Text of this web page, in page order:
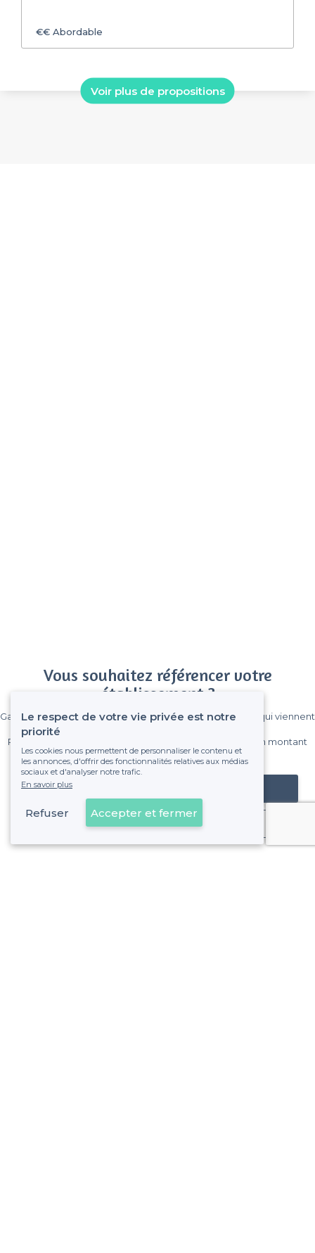
€€ Abordable
Voir plus de propositions
Vous souhaitez référencer votre
établissement ?
Gagnez de nombreux clients parmi le million de visiteurs qui viennent
Pas de commissions et sans engagement, vous payez un montant
fixe sans risque de voir déraper la facture.
Référencer mon établissement
Déjà client
Le respect de votre vie privée est notre
priorité
Les cookies nous permettent de personnaliser le contenu et
les annonces, d'offrir des fonctionnalités relatives aux médias
sociaux et d'analyser notre trafic.
En savoir plus
Refuser Accepter et fermer